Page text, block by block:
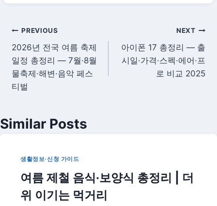
글
탐
색
PREVIOUS
2026년 전국 여름 축제
일정 총정리 — 7월·8월
물축제·해변·음악 페스
티벌
NEXT
아이폰 17 총정리 — 출
시일·가격·스펙·에어·프
로 비교 2025
Similar Posts
생활정보·신청 가이드
여름 제철 음식·보양식 총정리 | 더
위 이기는 먹거리